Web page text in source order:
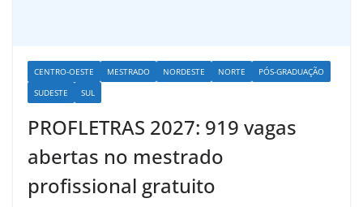
CENTRO-OESTE MESTRADO NORDESTE NORTE
PÓS-GRADUAÇÃO
SUDESTE
SUL
PROFLETRAS 2027: 919 vagas
abertas no mestrado
profissional gratuito